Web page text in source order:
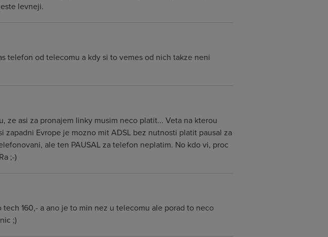
levneji.
telefon od telecomu a kdy si to vemes od nich takze neni
ze asi za pronajem linky musim neco platit... Veta na kterou
Evrope je mozno mit ADSL bez nutnosti platit pausal za
ale ten PAUSAL za telefon neplatim. No kdo vi, proc
;-)
160,- a ano je to min nez u telecomu ale porad to neco
;)